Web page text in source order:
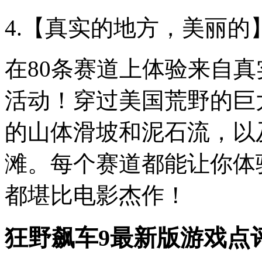
4.【真实的地方，美丽的
在80条赛道上体验来自
活动！穿过美国荒野的
的山体滑坡和泥石流，
滩。每个赛道都能让你
都堪比电影杰作！
狂野飙车9最新版游戏点